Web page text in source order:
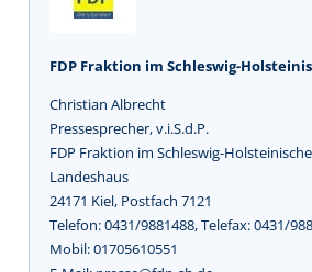
FDP Fraktion im Schleswig-
Christian Albrecht
Pressesprecher, v.i.S.d.P.
FDP Fraktion im Schleswig-
Landeshaus
24171 Kiel, Postfach 7121
Telefon: 0431/9881488, Telefax: 0431/
Mobil: 01705610551